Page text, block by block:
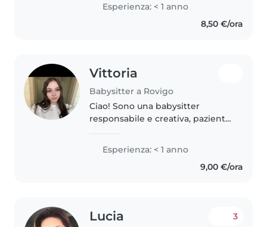
sono a casa con i miei genitori!
Esperienza: < 1 anno
8,50 €/ora
Vittoria
Babysitter a Rovigo
Ciao! Sono una babysitter
responsabile e creativa, paziente
all'istituto socio sanitario (e ho
molto a che fare con i bambini
lavoretti ecc.) e ho una grande..
Esperienza: < 1 anno
9,00 €/ora
Lucia 3